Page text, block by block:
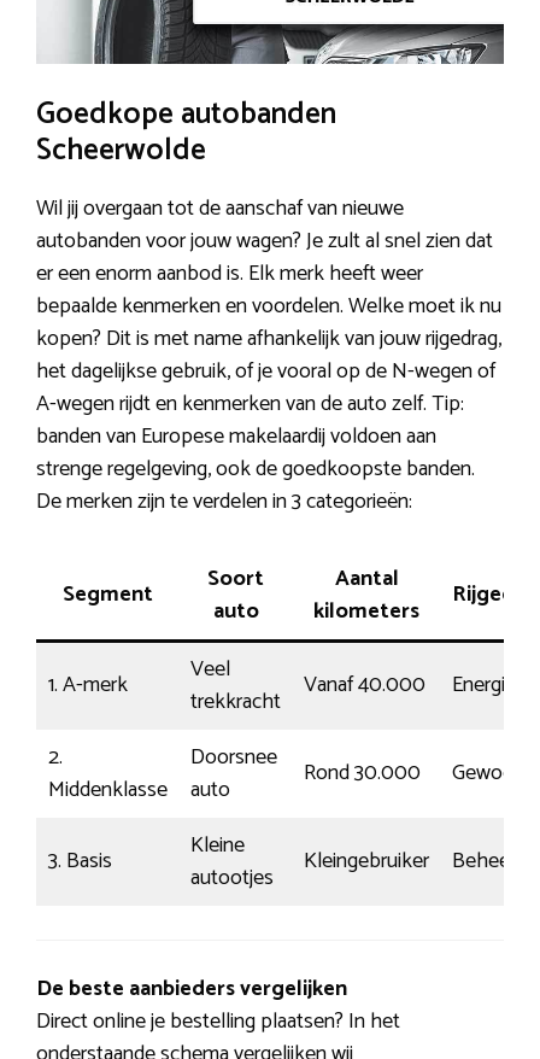
Goedkope autobanden
Scheerwolde
Wil jij overgaan tot de aanschaf van nieuwe
autobanden voor jouw wagen? Je zult al snel zien dat
er een enorm aanbod is. Elk merk heeft weer
bepaalde kenmerken en voordelen. Welke moet ik nu
kopen? Dit is met name afhankelijk van jouw rijgedrag,
het dagelijkse gebruik, of je vooral op de N-wegen of
A-wegen rijdt en kenmerken van de auto zelf. Tip:
banden van Europese makelaardij voldoen aan
strenge regelgeving, ook de goedkoopste banden.
De merken zijn te verdelen in 3 categorieën:
Segment
Soort
auto
Aantal
kilometers
1. A-merk
Veel
trekkracht
Vanaf 40.000
Energiek
2.
Middenklasse
Doorsnee
auto
Rond 30.000 Gewoon
3. Basis
Kleine
autootjes
Kleingebruiker Beheerst
De beste aanbieders vergelijken
Direct online je bestelling plaatsen? In het